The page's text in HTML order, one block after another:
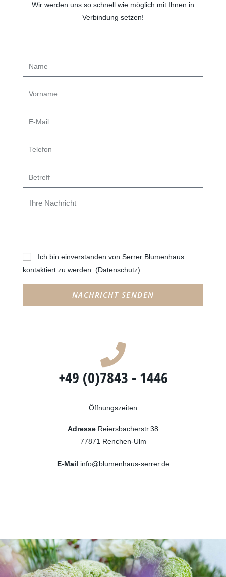
Wir werden uns so schnell wie möglich mit Ihnen in
Verbindung setzen!
Ich bin einverstanden von Serrer Blumenhaus
kontaktiert zu werden. (Datenschutz)
NACHRICHT SENDEN
+49 (0)7843 - 1446
Öffnungszeiten
Adresse Reiersbacherstr.38
77871 Renchen-Ulm
E-Mail info@blumenhaus-serrer.de